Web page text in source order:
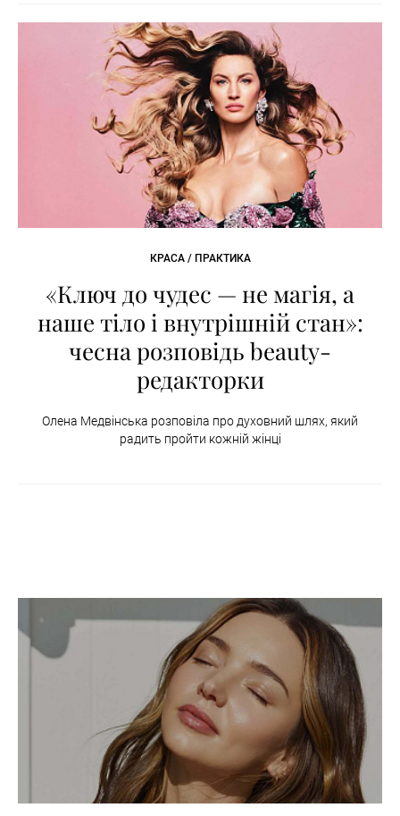
КРАСА / ПРАКТИКА
«Ключ до чудес — не магія, а
наше тіло і внутрішній стан»:
чесна розповідь beauty-
редакторки
Олена Медвінська розповіла про духовний шлях, який
радить пройти кожній жінці